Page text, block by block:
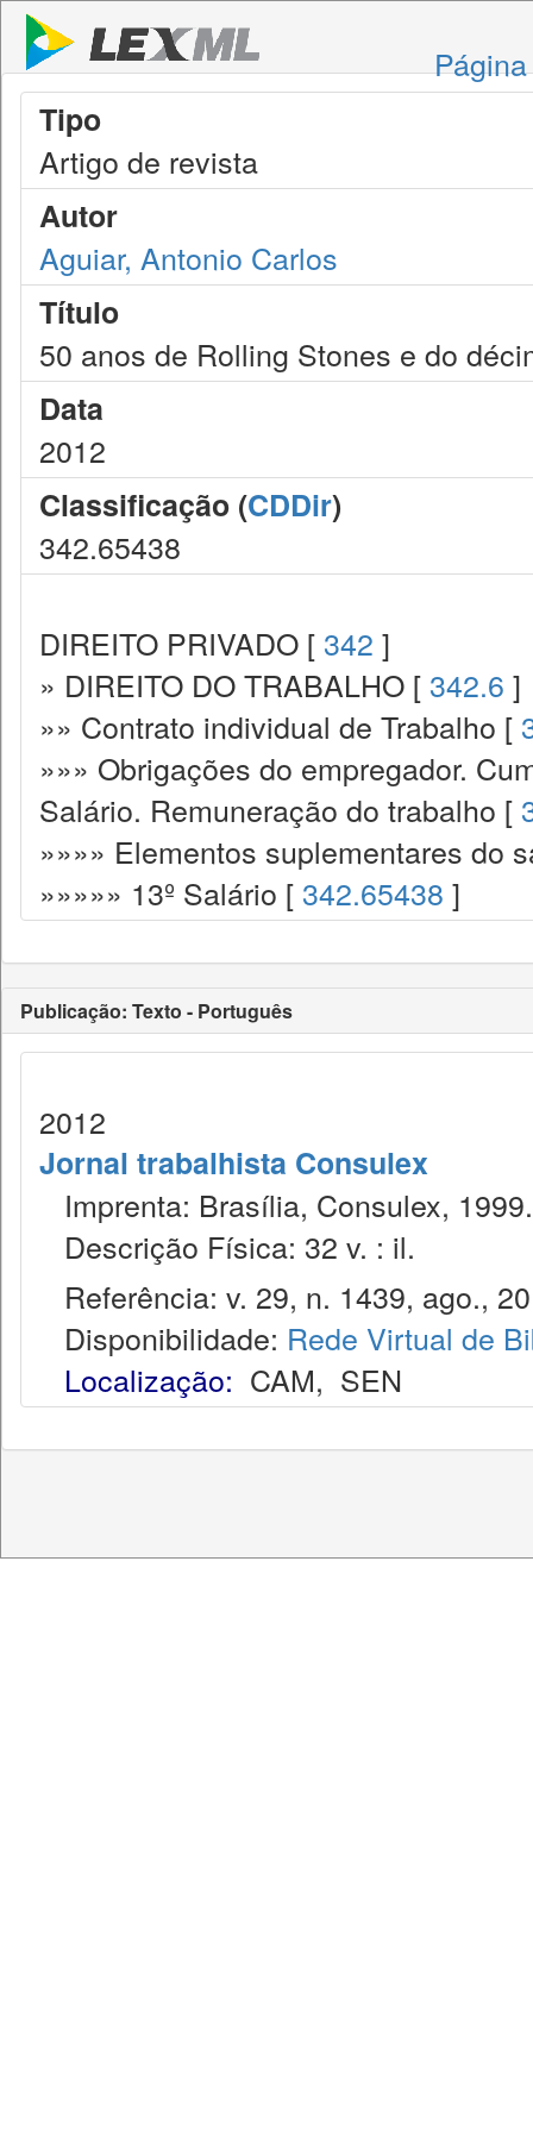
Tipo
Artigo de revista
Autor
Aguiar, Antonio Carlos
Título
50 anos de Rolling Stones e do
Data
2012
Classificação (CDDir)
342.65438
DIREITO PRIVADO [ 342 ]
» DIREITO DO TRABALHO [ 342.6 ]
»» Contrato individual de Trabalho [
»»» Obrigações do empregador.
Salário. Remuneração do trabalho [
»»»» Elementos suplementares do
»»»»» 13º Salário [ 342.65438 ]
Publicação: Texto - Português
2012
Jornal trabalhista Consulex
Imprenta: Brasília, Consulex, 1999.
Descrição Física: 32 v. : il.
Referência: v. 29, n. 1439, ago.,
Disponibilidade: Rede Virtual de
Localização: CAM, SEN